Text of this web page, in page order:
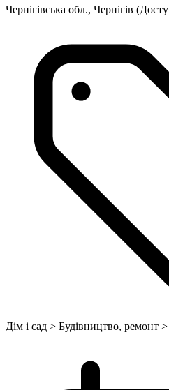
Чернігівська обл., Чернігів
Дім і сад > Будівництво, ремонт